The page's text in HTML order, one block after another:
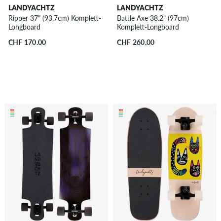
LANDYACHTZ
Ripper 37" (93,7cm) Komplett-
Longboard
CHF 170.00
LANDYACHTZ
Battle Axe 38.2" (97cm)
Komplett-Longboard
CHF 260.00